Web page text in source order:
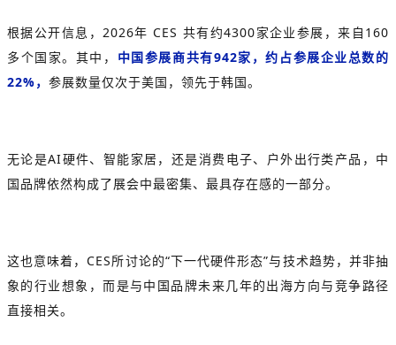
根据公开信息，2026年 CES 共有约4300家企业参展，来自160
多个国家。其中， 中国参展商共有942家，约占参展企业总数的
22%， 参展数量仅次于美国，领先于韩国。
无论是AI硬件、智能家居，还是消费电子、户外出行类产品，中
国品牌依然构成了展会中最密集、最具存在感的一部分。
这也意味着，CES所讨论的“下一代硬件形态”与技术趋势，并非抽
象的行业想象，而是与中国品牌未来几年的出海方向与竞争路径
直接相关。